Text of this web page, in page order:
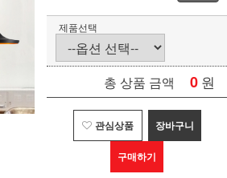
제품선택
총 상품 금액 0 원
관심상품 장바구니
구매하기